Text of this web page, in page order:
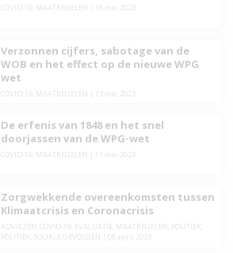
COVID-19, MAATREGELEN 18 mei 2023
Verzonnen cijfers, sabotage van de
WOB en het effect op de nieuwe WPG
wet
COVID-19, MAATREGELEN 13 mei 2023
De erfenis van 1848 en het snel
doorjassen van de WPG-wet
COVID-19, MAATREGELEN 11 mei 2023
Zorgwekkende overeenkomsten tussen
Klimaatcrisis en Coronacrisis
ADVIEZEN COVID-19, EVALUATIE MAATREGELEN POLITIEK
POLITIEK
SOCIALE GEVOLGEN 08 april 2023